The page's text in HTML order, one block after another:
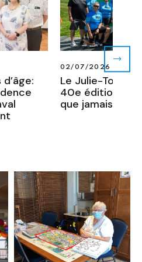
PLUS
SUR
LA
RÉSIDENCE
SOLEIL
MANOIR
DE
LAVAL
EXPOSENT
LEUR
TALENT
02/07/2026
Le Julie-Tour
40e édition
que jamais !